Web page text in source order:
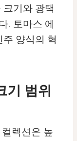
기와 광택
. 토마스 에
양식의 혁
기 범위
렉션은 높